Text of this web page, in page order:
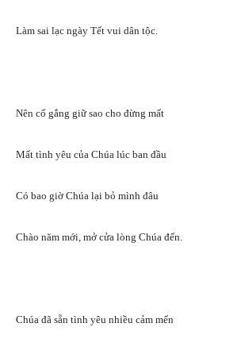
Làm sai lạc ngày Tết vui dân tộc.
Nên cố gắng giữ sao cho đừng mất
Mất tình yêu của Chúa lúc ban đầu
Có bao giờ Chúa lại bỏ mình đâu
Chào năm mới, mở cửa lòng Chúa đến.
Chúa đã sẵn tình yêu nhiều cảm mến